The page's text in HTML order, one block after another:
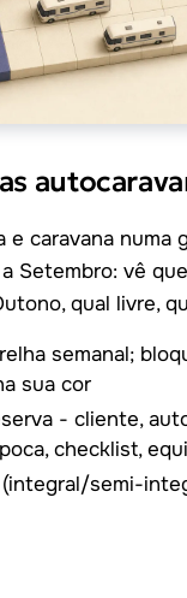
e caravana numa
Setembro: vê
qual livre,
semanal;
sua cor
- cliente,
checklist,
semi-